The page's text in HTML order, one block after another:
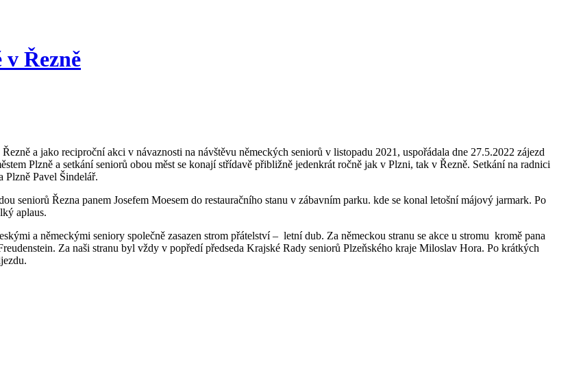
Řezně
a jako reciproční akci v návaznosti na návštěvu německých seniorů v listopadu 2021, uspořádala dne 27.5.2022 zájezd
Plzně a setkání seniorů obou měst se konají střídavě přibližně jedenkrát ročně jak v Plzni, tak v Řezně. Setkání na radnici
Plzně Pavel Šindelář.
seniorů Řezna panem Josefem Moesem do restauračního stanu v zábavním parku. kde se konal letošní májový jarmark. Po
aplaus.
a německými seniory společně zasazen strom přátelství – letní dub. Za německou stranu se akce u stromu kromě pana
Za naši stranu byl vždy v popředí předseda Krajské Rady seniorů Plzeňského kraje Miloslav Hora. Po krátkých